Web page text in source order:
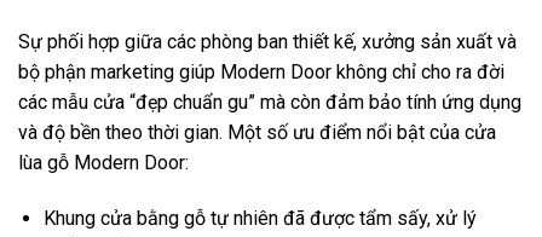
Sự phối hợp giữa các phòng ban thiết kế, xưởng sản xuất và
bộ phận marketing giúp Modern Door không chỉ cho ra đời
các mẫu cửa “đẹp chuẩn gu” mà còn đảm bảo tính ứng dụng
và độ bền theo thời gian. Một số ưu điểm nổi bật của cửa
lùa gỗ Modern Door:
Khung cửa bằng gỗ tự nhiên đã được tẩm sấy, xử lý